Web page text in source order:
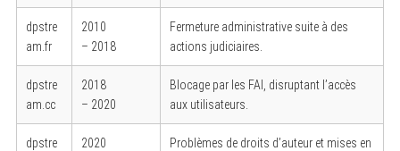
dpstre
am.fr
2010
– 2018
Fermeture administrative suite à des
actions judiciaires.
dpstre
am.cc
2018
– 2020
Blocage par les FAI, disruptant l’accès
aux utilisateurs.
dpstre
2020
Problèmes de droits d’auteur et mises en